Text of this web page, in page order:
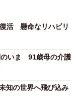
活 懸命なリハビリ
のいま 91歳母の介護
知の世界へ飛び込み